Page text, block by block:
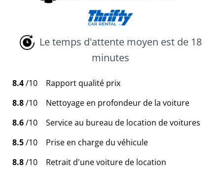
Le temps d'attente moyen est de 18
minutes
8.4/10
Rapport qualité prix
8.8/10
Nettoyage en profondeur de la voiture
8.6/10
Service au bureau de location de voitures
8.5/10
Prise en charge du véhicule
8.8/10 Retrait d'une voiture de location